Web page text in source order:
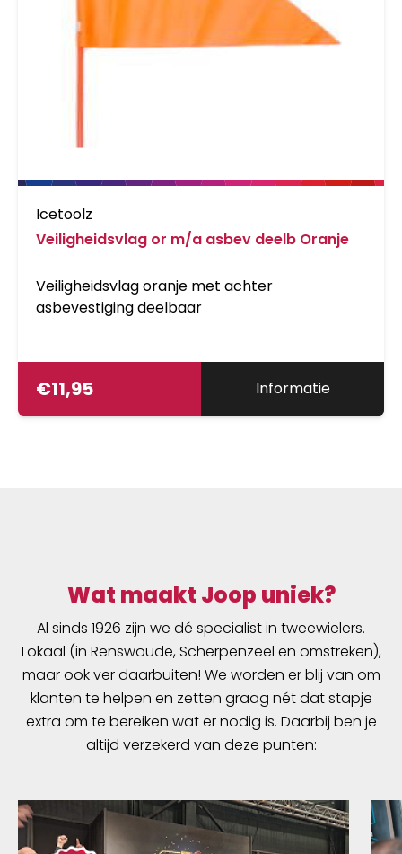
Icetoolz
Veiligheidsvlag or m/a asbev deelb Oranje
Veiligheidsvlag oranje met achter
asbevestiging deelbaar
€11,95 Informatie
Wat maakt Joop uniek?
Al sinds 1926 zijn we dé specialist in tweewielers.
Lokaal (in Renswoude, Scherpenzeel en omstreken),
maar ook ver daarbuiten! We worden er blij van om
klanten te helpen en zetten graag nét dat stapje
extra om te bereiken wat er nodig is. Daarbij ben je
altijd verzekerd van deze punten: